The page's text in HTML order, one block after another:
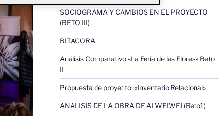
SOCIOGRAMA Y CAMBIOS EN EL PROYECTO
(RETO III)
BITACORA
Análisis Comparativo «La Feria de las Flores» Reto
II
Propuesta de proyecto: «Inventario Relacional»
ANALISIS DE LA OBRA DE AI WEIWEI (Reto1)